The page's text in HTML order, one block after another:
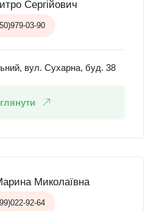
Сергійович
03-90
вул. Сухарна, буд. 38
Миколаївна
92-64